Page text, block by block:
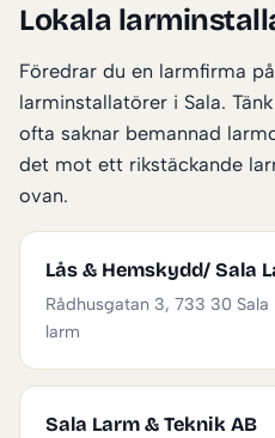
Lokala
Föredrar du en larmfirma
larminstallatörer i Sala.
ofta saknar bemannad
det mot ett rikstäckande
ovan.
Lås & Hemskydd/ Sala
Rådhusgatan 3, 733 30 Sala
larm
Sala Larm & Teknik AB